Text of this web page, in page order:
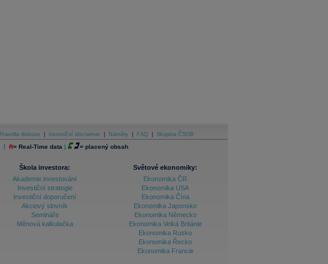
Pravidla diskuse Investiční disclaimer Náměty FAQ Skupina ČSOB
| R= Real-Time data | = placený obsah
Škola investora:
Akademie investování
Investiční strategie
Investiční doporučení
Akciový slovník
Semináře
Měnová kalkulačka
Světové ekonomiky:
Ekonomika ČR
Ekonomika USA
Ekonomika Čína
Ekonomika Japonsko
Ekonomika Německo
Ekonomika Velká Británie
Ekonomika Rusko
Ekonomika Řecko
Ekonomika Francie